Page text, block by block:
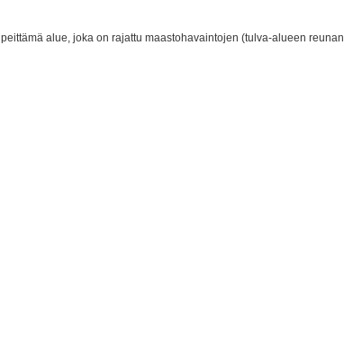
alue, joka on rajattu maastohavaintojen (tulva-alueen reunan